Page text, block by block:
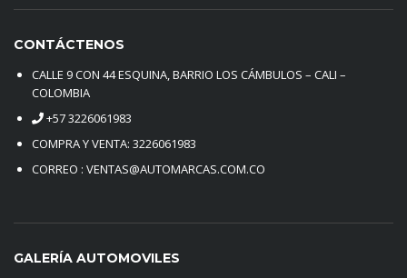
CONTÁCTENOS
CALLE 9 CON 44 ESQUINA, BARRIO LOS CÁMBULOS – CALI –
COLOMBIA
+57 3226061983
COMPRA Y VENTA: 3226061983
CORREO : VENTAS@AUTOMARCAS.COM.CO
GALERÍA AUTOMOVILES